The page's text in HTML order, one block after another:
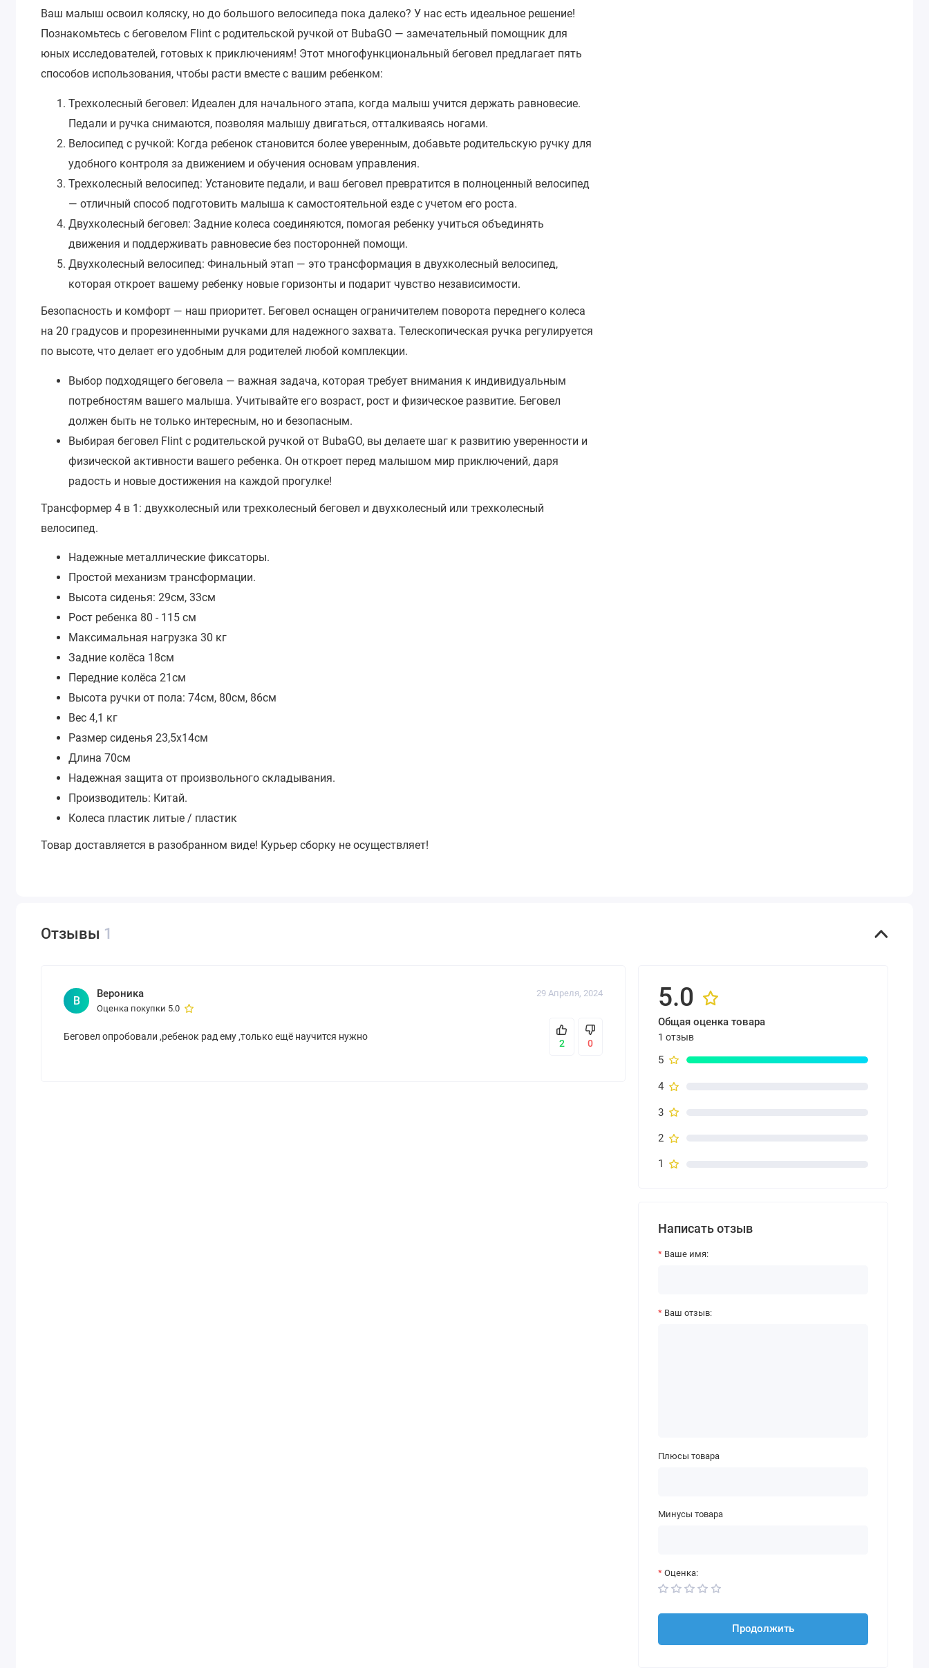
Ваш малыш освоил коляску, но до большого велосипеда пока далеко? У нас есть идеальное решение!
Познакомьтесь с беговелом Flint с родительской ручкой от BubaGO — замечательный помощник для
юных исследователей, готовых к приключениям! Этот многофункциональный беговел предлагает пять
способов использования, чтобы расти вместе с вашим ребенком:
Трехколесный беговел: Идеален для начального этапа, когда малыш учится держать равновесие.
Педали и ручка снимаются, позволяя малышу двигаться, отталкиваясь ногами.
Велосипед с ручкой: Когда ребенок становится более уверенным, добавьте родительскую ручку для
удобного контроля за движением и обучения основам управления.
Трехколесный велосипед: Установите педали, и ваш беговел превратится в полноценный велосипед
— отличный способ подготовить малыша к самостоятельной езде с учетом его роста.
Двухколесный беговел: Задние колеса соединяются, помогая ребенку учиться объединять
движения и поддерживать равновесие без посторонней помощи.
Двухколесный велосипед: Финальный этап — это трансформация в двухколесный велосипед,
которая откроет вашему ребенку новые горизонты и подарит чувство независимости.
Безопасность и комфорт — наш приоритет. Беговел оснащен ограничителем поворота переднего колеса
на 20 градусов и прорезиненными ручками для надежного захвата. Телескопическая ручка регулируется
по высоте, что делает его удобным для родителей любой комплекции.
Выбор подходящего беговела — важная задача, которая требует внимания к индивидуальным
потребностям вашего малыша. Учитывайте его возраст, рост и физическое развитие. Беговел
должен быть не только интересным, но и безопасным.
Выбирая беговел Flint с родительской ручкой от BubaGO, вы делаете шаг к развитию уверенности и
физической активности вашего ребенка. Он откроет перед малышом мир приключений, даря
радость и новые достижения на каждой прогулке!
Трансформер 4 в 1: двухколесный или трехколесный беговел и двухколесный или трехколесный
велосипед.
Надежные металлические фиксаторы.
Простой механизм трансформации.
Высота сиденья: 29см, 33см
Рост ребенка 80 - 115 см
Максимальная нагрузка 30 кг
Задние колёса 18см
Передние колёса 21см
Высота ручки от пола: 74см, 80см, 86см
Вес 4,1 кг
Размер сиденья 23,5х14см
Длина 70см
Надежная защита от произвольного складывания.
Производитель: Китай.
Колеса пластик литые / пластик
Товар доставляется в разобранном виде! Курьер сборку не осуществляет!
Отзывы 1
В
Вероника
Оценка покупки 5.0
29 Апреля, 2024
Беговел опробовали ,ребенок рад ему ,только ещё научится нужно
2 0
5.0
Общая оценка товара
1 отзыв
5
4
3
2
1
Написать отзыв
Ваше имя:
Ваш отзыв:
Плюсы товара
Минусы товара
Оценка:
Продолжить